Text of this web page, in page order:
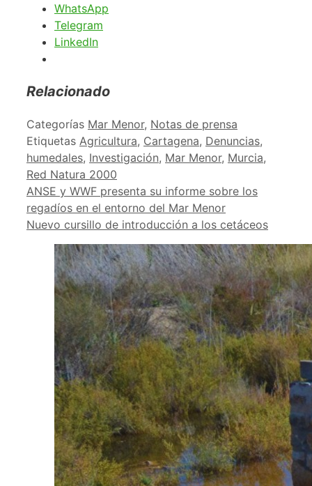
WhatsApp
Telegram
LinkedIn
Relacionado
Categorías Mar Menor, Notas de prensa
Etiquetas Agricultura, Cartagena, Denuncias,
humedales, Investigación, Mar Menor, Murcia,
Red Natura 2000
ANSE y WWF presenta su informe sobre los
regadíos en el entorno del Mar Menor
Nuevo cursillo de introducción a los cetáceos